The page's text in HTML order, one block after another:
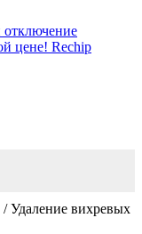
/ Удаление вихревых